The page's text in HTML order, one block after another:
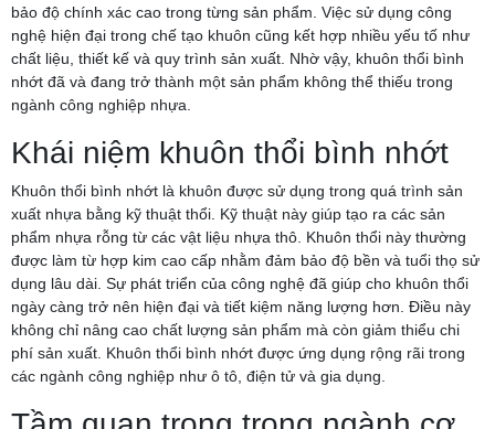
bảo độ chính xác cao trong từng sản phẩm. Việc sử dụng công
nghệ hiện đại trong chế tạo khuôn cũng kết hợp nhiều yếu tố như
chất liệu, thiết kế và quy trình sản xuất. Nhờ vậy, khuôn thổi bình
nhớt đã và đang trở thành một sản phẩm không thể thiếu trong
ngành công nghiệp nhựa.
Khái niệm khuôn thổi bình nhớt
Khuôn thổi bình nhớt là khuôn được sử dụng trong quá trình sản
xuất nhựa bằng kỹ thuật thổi. Kỹ thuật này giúp tạo ra các sản
phẩm nhựa rỗng từ các vật liệu nhựa thô. Khuôn thổi này thường
được làm từ hợp kim cao cấp nhằm đảm bảo độ bền và tuổi thọ sử
dụng lâu dài. Sự phát triển của công nghệ đã giúp cho khuôn thổi
ngày càng trở nên hiện đại và tiết kiệm năng lượng hơn. Điều này
không chỉ nâng cao chất lượng sản phẩm mà còn giảm thiểu chi
phí sản xuất. Khuôn thổi bình nhớt được ứng dụng rộng rãi trong
các ngành công nghiệp như ô tô, điện tử và gia dụng.